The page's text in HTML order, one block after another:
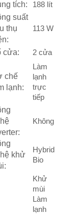
tích:
188 lít
suất
thụ
113 W
cửa: 2 cửa
chế
lạnh:
Làm
lạnh
trực
tiếp
Không
khử
Hybrid
Bio
Khử
mùi
Làm
lạnh